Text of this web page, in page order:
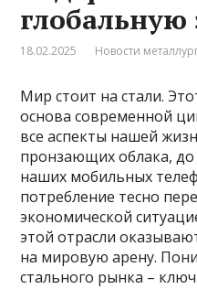
18.02.2025 Новости
Мир стоит на стали.
основа современной
все аспекты нашей
пронзающих облака,
наших мобильных
потребление тесно
экономической
этой отрасли
на мировую арену.
стального рынка –